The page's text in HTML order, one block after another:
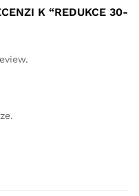
K “REDUKCE 30-